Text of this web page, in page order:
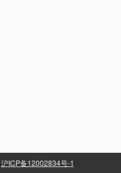
沪ICP备12002834号-1